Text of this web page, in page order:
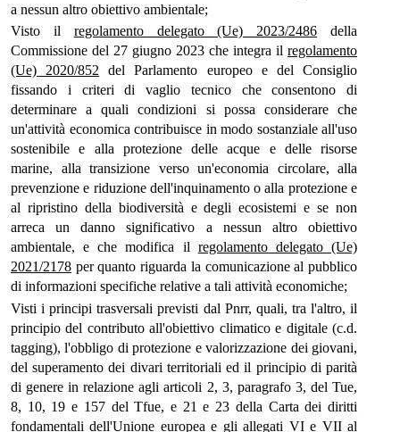
a nessun altro obiettivo ambientale;
Visto il regolamento delegato (Ue) 2023/2486 della
Commissione del 27 giugno 2023 che integra il regolamento
(Ue) 2020/852 del Parlamento europeo e del Consiglio
fissando i criteri di vaglio tecnico che consentono di
determinare a quali condizioni si possa considerare che
un'attività economica contribuisce in modo sostanziale all'uso
sostenibile e alla protezione delle acque e delle risorse
marine, alla transizione verso un'economia circolare, alla
prevenzione e riduzione dell'inquinamento o alla protezione e
al ripristino della biodiversità e degli ecosistemi e se non
arreca un danno significativo a nessun altro obiettivo
ambientale, e che modifica il regolamento delegato (Ue)
2021/2178 per quanto riguarda la comunicazione al pubblico
di informazioni specifiche relative a tali attività economiche;
Visti i principi trasversali previsti dal Pnrr, quali, tra l'altro, il
principio del contributo all'obiettivo climatico e digitale (c.d.
tagging), l'obbligo di protezione e valorizzazione dei giovani,
del superamento dei divari territoriali ed il principio di parità
di genere in relazione agli articoli 2, 3, paragrafo 3, del Tue,
8, 10, 19 e 157 del Tfue, e 21 e 23 della Carta dei diritti
fondamentali dell'Unione europea e gli allegati VI e VII al